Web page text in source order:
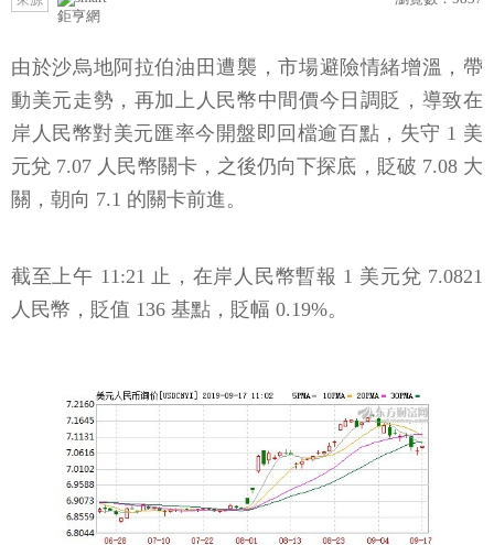
鉅亨網
由於沙烏地阿拉伯油田遭襲，市場避險情緒增溫，帶
動美元走勢，再加上人民幣中間價今日調貶，導致在
岸人民幣對美元匯率今開盤即回檔逾百點，失守 1 美
元兌 7.07 人民幣關卡，之後仍向下探底，貶破 7.08 大
關，朝向 7.1 的關卡前進。
截至上午 11:21 止，在岸人民幣暫報 1 美元兌 7.0821
人民幣，貶值 136 基點，貶幅 0.19%。